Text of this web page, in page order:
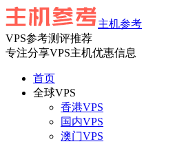
主机参考
VPS参考测评推荐
专注分享VPS主机优惠信息
首页
全球VPS
香港VPS
国内VPS
澳门VPS